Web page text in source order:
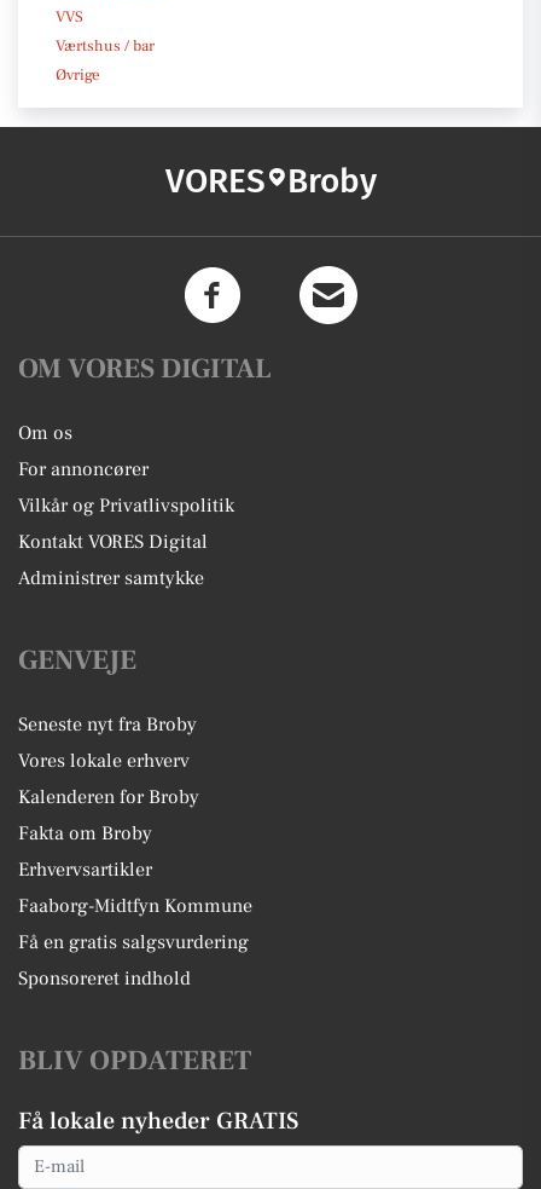
VVS
Værtshus / bar
Øvrige
VORES Broby
OM VORES DIGITAL
Om os
For annoncører
Vilkår og Privatlivspolitik
Kontakt VORES Digital
Administrer samtykke
GENVEJE
Seneste nyt fra Broby
Vores lokale erhverv
Kalenderen for Broby
Fakta om Broby
Erhvervsartikler
Faaborg-Midtfyn Kommune
Få en gratis salgsvurdering
Sponsoreret indhold
BLIV OPDATERET
Få lokale nyheder GRATIS
Email